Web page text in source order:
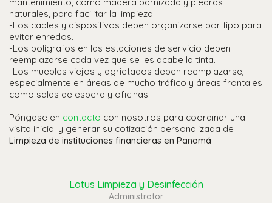
naturales, para facilitar la limpieza.
-Los cables y dispositivos deben organizarse por tipo para
evitar enredos.
-Los bolígrafos en las estaciones de servicio deben
reemplazarse cada vez que se les acabe la tinta.
-Los muebles viejos y agrietados deben reemplazarse,
especialmente en áreas de mucho tráfico y áreas frontales
como salas de espera y oficinas.
Póngase en contacto con nosotros para coordinar una
visita inicial y generar su cotización personalizada de
Limpieza de instituciones financieras en Panamá
Lotus Limpieza y Desinfección
Administrator